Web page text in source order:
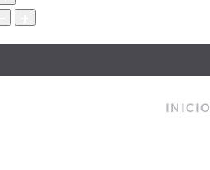
INICIO